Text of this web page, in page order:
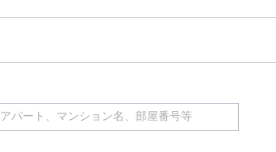
アパート、マンション名、部屋番号等